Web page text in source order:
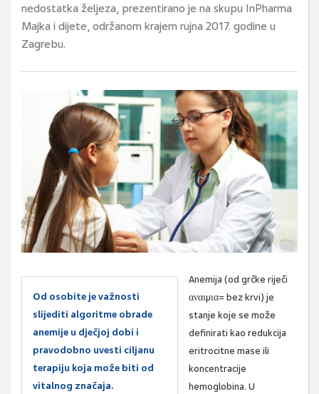
nedostatka željeza, prezentirano je na skupu InPharma
Majka i dijete, održanom krajem rujna 2017. godine u
Zagrebu.
Od osobite je važnosti
slijediti algoritme obrade
anemije u dječjoj dobi i
pravodobno uvesti ciljanu
terapiju koja može biti od
vitalnog značaja.
Anemija (od grčke riječi
αναιµια= bez krvi) je
stanje koje se može
definirati kao redukcija
eritrocitne mase ili
koncentracije
hemoglobina. U